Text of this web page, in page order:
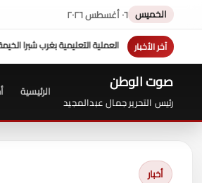
الخميس ٠٦ أغسطس ٢٠٢٦
آخر الأخبار
وزير العدل يشدد علي الالتزام وتوعد للمخالفين
صوت الوطن
رئيس التحرير جمال عبدالمجيد
الرئيسية
أخبار